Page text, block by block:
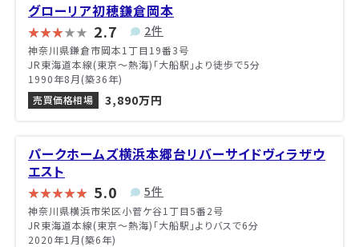
グローリア初穂鎌倉岡本
2.7 2件
神奈川県鎌倉市岡本1丁目19番3号
JR東海道本線(東京～熱海)「大船駅」より徒歩で5分
1990年8月(築36年)
売買価格相場
3,890万円
パークホームズ横浜本郷台リバーサイドヴィラザウ
エスト
5.0 5件
神奈川県横浜市栄区小菅ケ谷1丁目5番2号
JR東海道本線(東京～熱海)「大船駅」よりバスで6分
2020年1月(築6年)